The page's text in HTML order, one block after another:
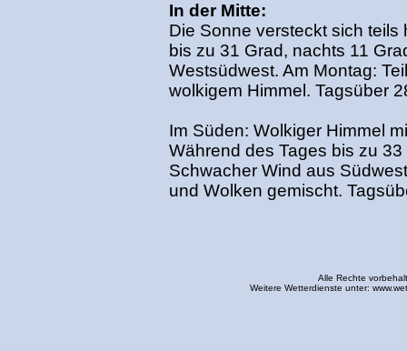
In der Mitte:
Die Sonne versteckt sich teils
bis zu 31 Grad, nachts 11
Westsüdwest. Am Montag:
wolkigem Himmel. Tagsüber
Im Süden: Wolkiger Himmel
Während des Tages bis zu
Schwacher Wind aus
und Wolken gemischt.
Alle Rechte
Weitere Wetterdienste unter: